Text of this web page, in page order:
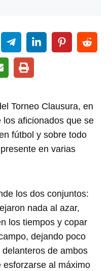
Torneo Clausura, en
los aficionados que se
fútbol y sobre todo
en varias
los dos conjuntos:
nada al azar,
los tiempos y copar
dejando poco
de ambos
al máximo